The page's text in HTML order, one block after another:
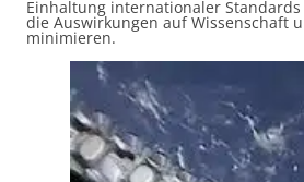
Einhaltung internationaler
die Auswirkungen auf Wissenschaft
minimieren.